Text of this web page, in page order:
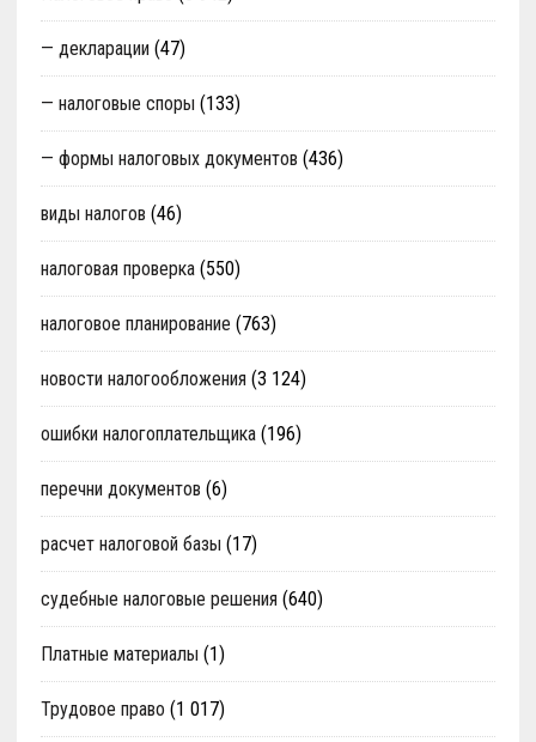
— декларации (47)
— налоговые споры (133)
— формы налоговых документов (436)
виды налогов (46)
налоговая проверка(550)
налоговое планирование (763)
новости налогообложения (3 124)
ошибки налогоплательщика(196)
перечни документов (6)
расчет налоговой базы (17)
судебные налоговые решения (640)
Платные материалы (1)
Трудовое право (1 017)